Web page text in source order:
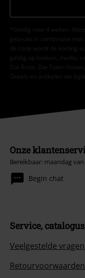
*Geldig voor 4 weken.
gebruikt in combinatie met
de code wordt de korting
geldig op boeken, media,
Die Ärzte, Die Toten
Onkelz en artikelen die
Onze
Bereikbaar: maandag
Begin chat
Service,
Veelgestelde vragen
Retourvoorwaarden